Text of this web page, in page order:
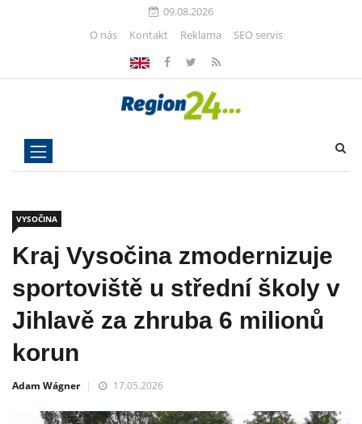
09.08.2026
O nás
Kontakt Reklama SEO servis
VYSOČINA
Kraj Vysočina zmodernizuje
sportoviště u střední školy v
Jihlavě za zhruba 6 milionů
korun
Adam Wágner 17.05.2026